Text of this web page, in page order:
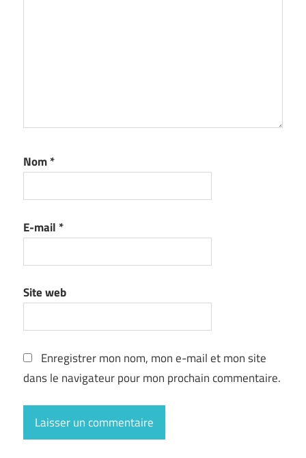
Nom*
E-mail *
Site web
Enregistrer mon nom, mon e-mail et mon site
dans le navigateur pour mon prochain commentaire.